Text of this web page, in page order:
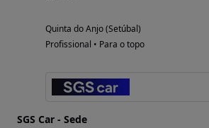
Quinta do Anjo (Setúbal)
Profissional • Para o topo
SGS Car - Sede